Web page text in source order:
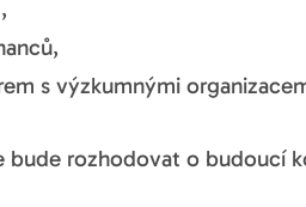
s výzkumnými
bude rozhodovat o budoucí